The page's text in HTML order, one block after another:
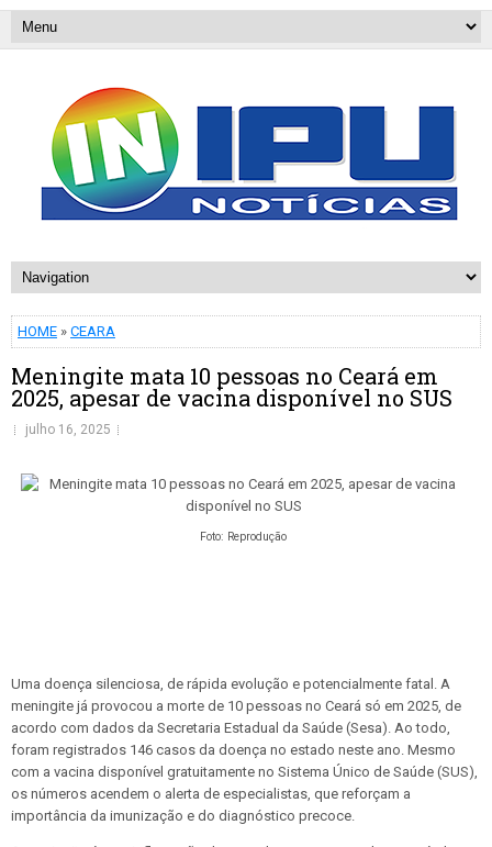
HOME » CEARA
Meningite mata 10 pessoas no Ceará em
2025, apesar de vacina disponível no SUS
julho 16, 2025
Foto: Reprodução
Uma doença silenciosa, de rápida evolução e potencialmente fatal. A
meningite já provocou a morte de 10 pessoas no Ceará só em 2025, de
acordo com dados da Secretaria Estadual da Saúde (Sesa). Ao todo,
foram registrados 146 casos da doença no estado neste ano. Mesmo
com a vacina disponível gratuitamente no Sistema Único de Saúde (SUS),
os números acendem o alerta de especialistas, que reforçam a
importância da imunização e do diagnóstico precoce.